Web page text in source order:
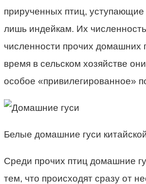
прирученных птиц,
лишь индейкам. Их
численности прочих домашних
время в сельском хозяйстве
особое «привилегированное»
Белые домашние гуси
Среди прочих птиц домашние
тем, что происходят сразу от